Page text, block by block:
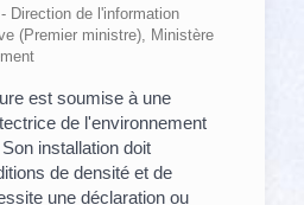
Direction de l'information
(Premier ministre), Ministère
est soumise à une
de l'environnement
installation doit
de densité et de
une déclaration ou